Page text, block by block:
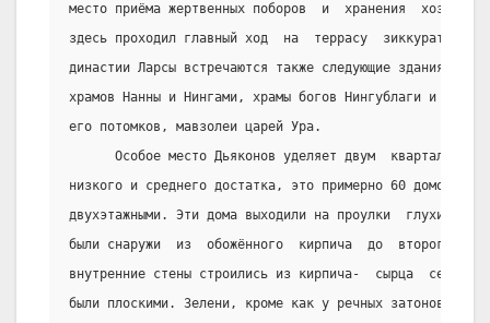
место приёма жертвенных поборов  и  хранения
здесь проходил главный ход  на  террасу  зиккурата.
династии Ларсы встречаются также следующие здания:
храмов Нанны и Нингами, храмы богов Нингублаги и
его потомков, мавзолеи царей Ура.
Особое место Дьяконов уделяет двум  кварталам,
низкого и среднего достатка, это примерно 60 домов.
двухэтажными. Эти дома выходили на проулки  глухими
были снаружи  из  обожённого  кирпича  до  второго
внутренние стены строились из кирпича-  сырца  серо-
были плоскими. Зелени, кроме как у речных затонов,